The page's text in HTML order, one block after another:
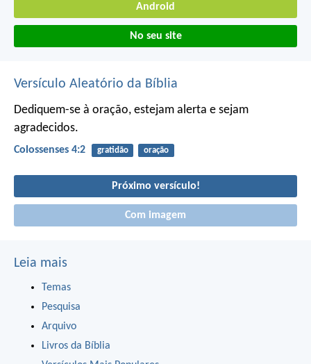
Android
No seu site
Versículo Aleatório da Bíblia
Dediquem-se à oração, estejam alerta e sejam
agradecidos.
Colossenses 4:2 gratidão oração
Próximo versículo!
Com imagem
Leia mais
Temas
Pesquisa
Arquivo
Livros da Bíblia